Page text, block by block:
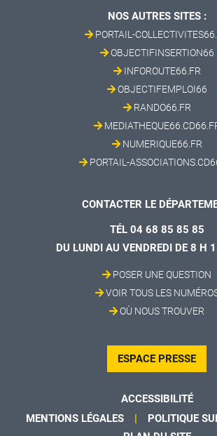
NOS AUTRES SITES :
PORTAIL-
OBJECTIFINSERTION66
INFOROUTE66.FR
OBJECTIFEMPLOI66
RANDO66.FR
NUMERIQUE66.FR
PORTAIL-
CONTACTER LE
TÉL 04 68 85 85 85
DU LUNDI AU VENDREDI DE 8 H
POSER UNE QUESTION
VOIR TOUS LES
OÙ NOUS TROUVER
ESPACE PRESSE
ACCESSIBILITÉ
MENTIONS LÉGALES
POLITIQUE